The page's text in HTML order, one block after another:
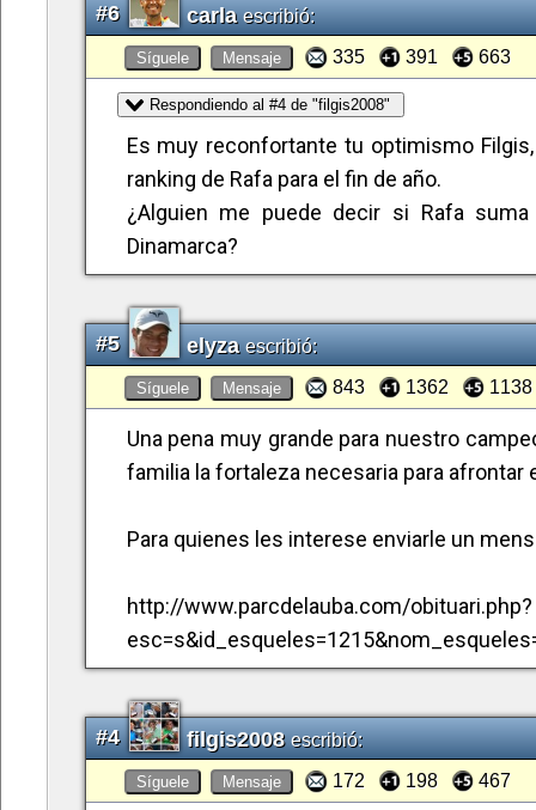
#6 carlaescribió:
Síguele Mensaje 335 391 663
Respondiendo al #4 de "filgis2008"
Es muy reconfortante tu optimismo
ranking de Rafa para el fin de año.
¿Alguien me puede decir si Rafa
Dinamarca?
#5 elyzaescribió:
Síguele Mensaje 843 1362 1138
Una pena muy grande para nuestro
familia la fortaleza necesaria para
Para quienes les interese enviarle un
http://www.parcdelauba.com/obituari.php?
#4 filgis2008escribió:
Síguele Mensaje 172 198 467